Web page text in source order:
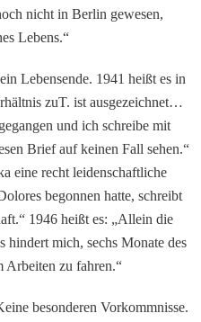
nicht in Berlin gewesen,
Lebens.“
Lebensende. 1941 heißt es in
zuT. ist ausgezeichnet…
und ich schreibe mit
Brief auf keinen Fall sehen.“
eine recht leidenschaftliche
begonnen hatte, schreibt
1946 heißt es: „Allein die
hindert mich, sechs Monate des
Arbeiten zu fah­ren.“
besonderen Vor­kommnisse.